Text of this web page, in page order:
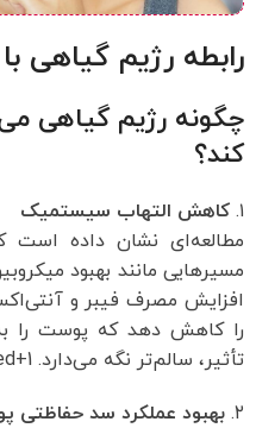
رابطه رژیم گیاهی
چگونه رژیم گیاهی
کند؟
۱. کاهش التهاب سیستمیک
مطالعه‌ای نشان داده است
مسیرهایی مانند بهبود
افزایش مصرف فیبر و
را کاهش دهد که پوست را
تأثیر، سالم‌تر نگه می‌دارد. +1
۲. بهبود عملکرد سد حفاظتی